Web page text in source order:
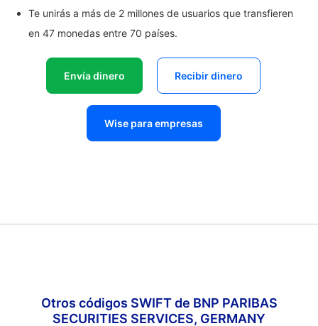
Te unirás a más de 2 millones de usuarios que transfieren
en 47 monedas entre 70 países.
Envía dinero Recibir dinero
Wise para empresas
Otros códigos SWIFT de BNP PARIBAS
SECURITIES SERVICES, GERMANY